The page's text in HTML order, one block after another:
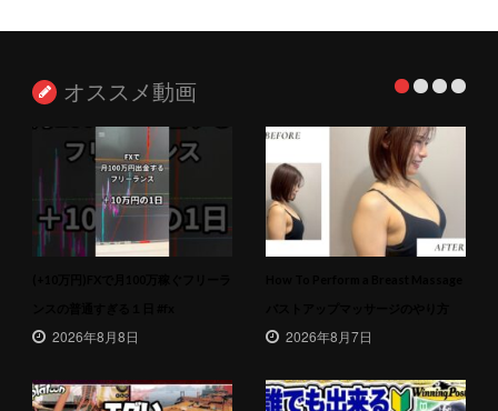
オススメ動画
2026年8月8日 2026年8月7日